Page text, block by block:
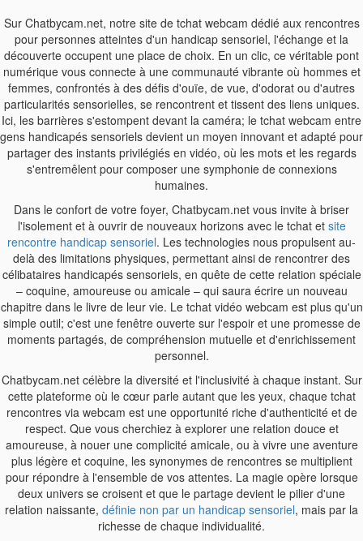
Sur Chatbycam.net, notre site de tchat webcam dédié aux rencontres
pour personnes atteintes d'un handicap sensoriel, l'échange et la
découverte occupent une place de choix. En un clic, ce véritable pont
numérique vous connecte à une communauté vibrante où hommes et
femmes, confrontés à des défis d'ouïe, de vue, d'odorat ou d'autres
particularités sensorielles, se rencontrent et tissent des liens uniques.
Ici, les barrières s'estompent devant la caméra; le tchat webcam entre
gens handicapés sensoriels devient un moyen innovant et adapté pour
partager des instants privilégiés en vidéo, où les mots et les regards
s'entremêlent pour composer une symphonie de connexions
humaines.
Dans le confort de votre foyer, Chatbycam.net vous invite à briser
l'isolement et à ouvrir de nouveaux horizons avec le tchat et site
rencontre handicap sensoriel. Les technologies nous propulsent au-
delà des limitations physiques, permettant ainsi de rencontrer des
célibataires handicapés sensoriels, en quête de cette relation spéciale
– coquine, amoureuse ou amicale – qui saura écrire un nouveau
chapitre dans le livre de leur vie. Le tchat vidéo webcam est plus qu'un
simple outil; c'est une fenêtre ouverte sur l'espoir et une promesse de
moments partagés, de compréhension mutuelle et d'enrichissement
personnel.
Chatbycam.net célèbre la diversité et l'inclusivité à chaque instant. Sur
cette plateforme où le cœur parle autant que les yeux, chaque tchat
rencontres via webcam est une opportunité riche d'authenticité et de
respect. Que vous cherchiez à explorer une relation douce et
amoureuse, à nouer une complicité amicale, ou à vivre une aventure
plus légère et coquine, les synonymes de rencontres se multiplient
pour répondre à l'ensemble de vos attentes. La magie opère lorsque
deux univers se croisent et que le partage devient le pilier d'une
relation naissante, définie non par un handicap sensoriel, mais par la
richesse de chaque individualité.